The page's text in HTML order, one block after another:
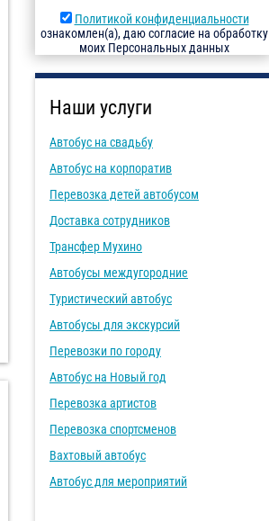
Политикой конфиденциальности
ознакомлен(а), даю согласие на обработку
моих Персональных данных
Наши услуги
Автобус на свадьбу
Автобус на корпоратив
Перевозка детей автобусом
Доставка сотрудников
Трансфер Мухино
Автобусы междугородние
Туристический автобус
Автобусы для экскурсий
Перевозки по городу
Автобус на Новый год
Перевозка артистов
Перевозка спортсменов
Вахтовый автобус
Автобус для мероприятий